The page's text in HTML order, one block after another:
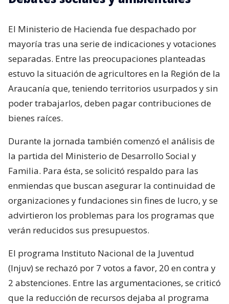
El Ministerio de Hacienda fue despachado por
mayoría tras una serie de indicaciones y votaciones
separadas. Entre las preocupaciones planteadas
estuvo la situación de agricultores en la Región de la
Araucanía que, teniendo territorios usurpados y sin
poder trabajarlos, deben pagar contribuciones de
bienes raíces.
Durante la jornada también comenzó el análisis de
la partida del Ministerio de Desarrollo Social y
Familia. Para ésta, se solicitó respaldo para las
enmiendas que buscan asegurar la continuidad de
organizaciones y fundaciones sin fines de lucro, y se
advirtieron los problemas para los programas que
verán reducidos sus presupuestos.
El programa Instituto Nacional de la Juventud
(Injuv) se rechazó por 7 votos a favor, 20 en contra y
2 abstenciones. Entre las argumentaciones, se criticó
que la reducción de recursos dejaba al programa